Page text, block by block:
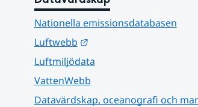
Nationella emissionsdatabasen
Luftwebb
Länk till annan
Luftmiljödata
VattenWebb
Datavärdskap, oceanografi och